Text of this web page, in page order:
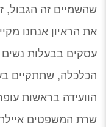
שהשמיים זה הגבול,
את הראיון אנחנו
עסקים בבעלות
הוועידה בראשות
שרת המשפטים